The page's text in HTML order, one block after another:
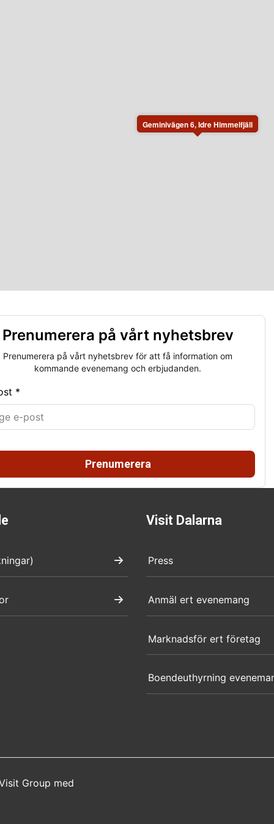
Geminivägen 6, Idre Himmelfjäll
Prenumerera på vårt nyhetsbrev
Prenumerera på vårt nyhetsbrev för att få information om
kommande evenemang och erbjudanden.
*
Prenumerera
Visit Dalarna
Press
Anmäl ert evenemang
Marknadsför ert företag
Boendeuthyrning
Group med